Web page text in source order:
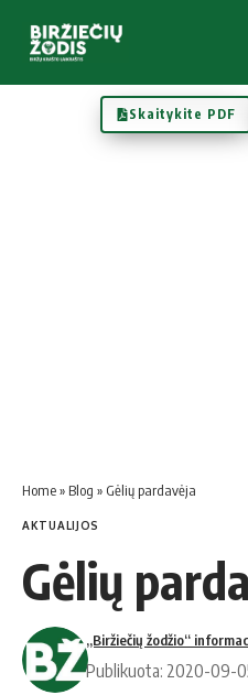
Skaitykite PDF
Home» Blog » Gėlių pardavėja
AKTUALIJOS
Gėlių
„Biržiečių žodžio“
Publikuota: 2020-09-